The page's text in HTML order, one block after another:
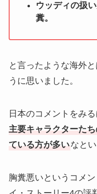
ウッディの扱
糞。
と言ったような海外
うに思いました。
日本のコメントをみる
主要キャラクターた
ている方が多いなとい
胸糞悪いというコメ